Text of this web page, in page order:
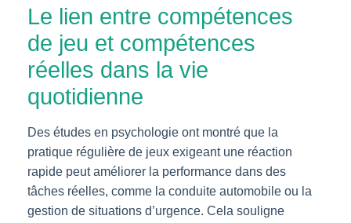
Le lien entre compétences
de jeu et compétences
réelles dans la vie
quotidienne
Des études en psychologie ont montré que la
pratique régulière de jeux exigeant une réaction
rapide peut améliorer la performance dans des
tâches réelles, comme la conduite automobile ou la
gestion de situations d’urgence. Cela souligne